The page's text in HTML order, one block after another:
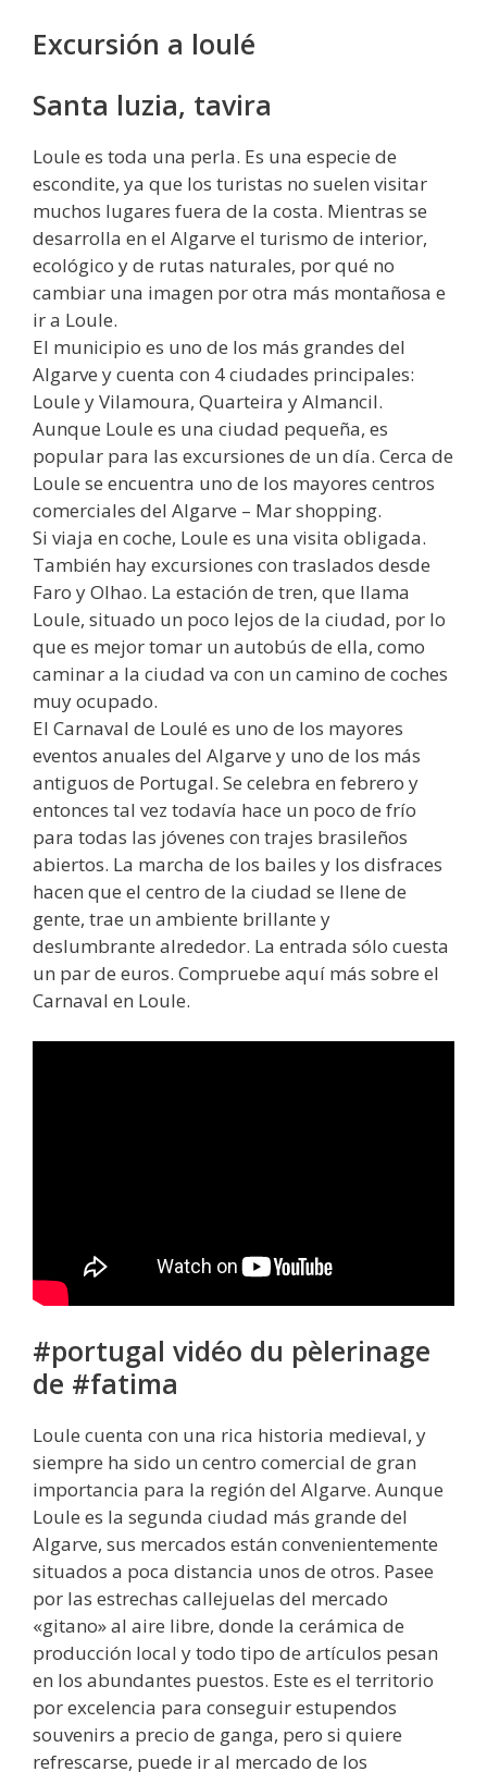
Excursión a loulé
Santa luzia, tavira
Loule es toda una perla. Es una especie de
escondite, ya que los turistas no suelen visitar
muchos lugares fuera de la costa. Mientras se
desarrolla en el Algarve el turismo de interior,
ecológico y de rutas naturales, por qué no
cambiar una imagen por otra más montañosa e
ir a Loule.
El municipio es uno de los más grandes del
Algarve y cuenta con 4 ciudades principales:
Loule y Vilamoura, Quarteira y Almancil.
Aunque Loule es una ciudad pequeña, es
popular para las excursiones de un día. Cerca de
Loule se encuentra uno de los mayores centros
comerciales del Algarve – Mar shopping.
Si viaja en coche, Loule es una visita obligada.
También hay excursiones con traslados desde
Faro y Olhao. La estación de tren, que llama
Loule, situado un poco lejos de la ciudad, por lo
que es mejor tomar un autobús de ella, como
caminar a la ciudad va con un camino de coches
muy ocupado.
El Carnaval de Loulé es uno de los mayores
eventos anuales del Algarve y uno de los más
antiguos de Portugal. Se celebra en febrero y
entonces tal vez todavía hace un poco de frío
para todas las jóvenes con trajes brasileños
abiertos. La marcha de los bailes y los disfraces
hacen que el centro de la ciudad se llene de
gente, trae un ambiente brillante y
deslumbrante alrededor. La entrada sólo cuesta
un par de euros. Compruebe aquí más sobre el
Carnaval en Loule.
#portugal vidéo du pèlerinage
de #fatima
Loule cuenta con una rica historia medieval, y
siempre ha sido un centro comercial de gran
importancia para la región del Algarve. Aunque
Loule es la segunda ciudad más grande del
Algarve, sus mercados están convenientemente
situados a poca distancia unos de otros. Pasee
por las estrechas callejuelas del mercado
«gitano» al aire libre, donde la cerámica de
producción local y todo tipo de artículos pesan
en los abundantes puestos. Este es el territorio
por excelencia para conseguir estupendos
souvenirs a precio de ganga, pero si quiere
refrescarse, puede ir al mercado de los